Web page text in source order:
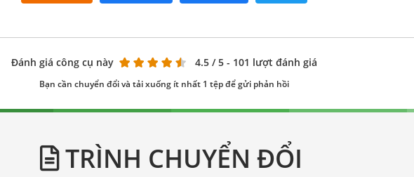
Đánh giá công cụ này 4.5 / 5 - 101 lượt đánh giá
Bạn cần chuyển đổi và tải xuống ít nhất 1 tệp để gửi phản hồi
TRÌNH CHUYỂN ĐỔI